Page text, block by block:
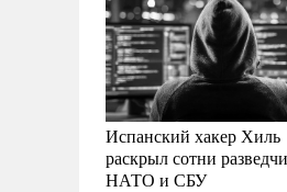
Испанский хакер Хиль
раскрыл сотни
НАТО и СБУ